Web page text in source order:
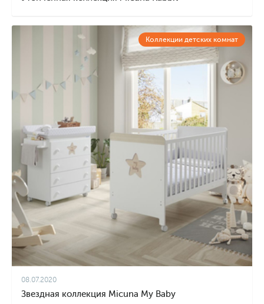
Коллекции детских комнат
08.07.2020
Звездная коллекция Micuna My Baby